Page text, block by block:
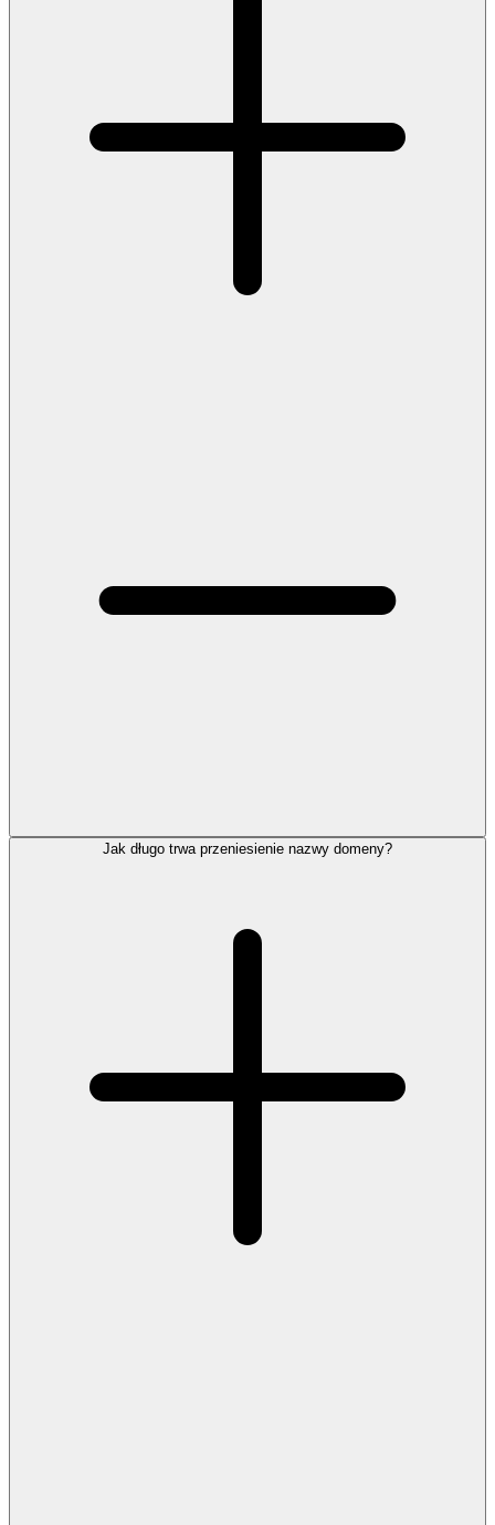
Jak długo trwa przeniesienie nazwy domeny?